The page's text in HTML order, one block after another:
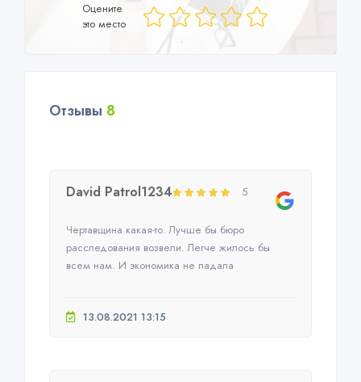
Оцените
это место
Отзывы 8
David Patrol1234 5
Чертавщина какая-то. Лучше бы бюро
расследования возвели. Легче жилось бы
всем нам. И экономика не падала
13.08.2021 13:15